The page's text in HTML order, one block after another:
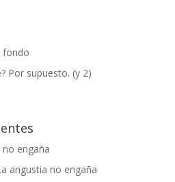
fondo
Por supuesto. (y 2)
engaña
angustia no engaña